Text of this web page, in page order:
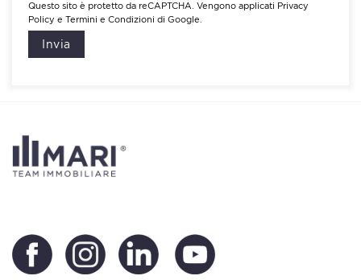
Questo sito è protetto da reCAPTCHA. Vengono applicati Privacy
Policy e Termini e Condizioni di Google.
Invia